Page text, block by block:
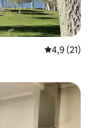
4,9 (21)